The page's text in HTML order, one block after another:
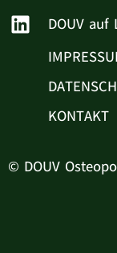
DOUV auf
KONTAKT
© DOUV